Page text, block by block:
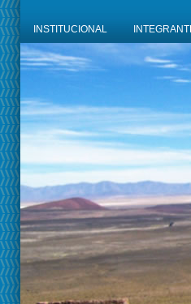
INSTITUCIONAL